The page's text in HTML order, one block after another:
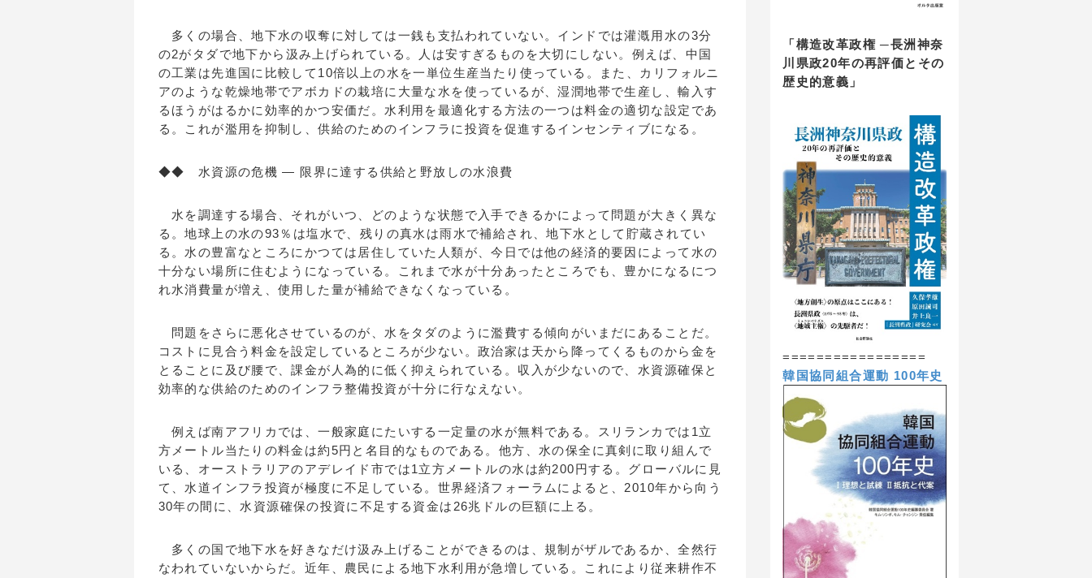
多くの場合、地下水の収奪に対しては一銭も支払われていない。インドでは灌漑用水の3分
の2がタダで地下から汲み上げられている。人は安すぎるものを大切にしない。例えば、中国
の工業は先進国に比較して10倍以上の水を一単位生産当たり使っている。また、カリフォルニ
アのような乾燥地帯でアボカドの栽培に大量な水を使っているが、湿潤地帯で生産し、輸入す
るほうがはるかに効率的かつ安価だ。水利用を最適化する方法の一つは料金の適切な設定であ
る。これが濫用を抑制し、供給のためのインフラに投資を促進するインセンティブになる。
◆◆ 水資源の危機 ― 限界に達する供給と野放しの水浪費
水を調達する場合、それがいつ、どのような状態で入手できるかによって問題が大きく異な
る。地球上の水の93％は塩水で、残りの真水は雨水で補給され、地下水として貯蔵されてい
る。水の豊富なところにかつては居住していた人類が、今日では他の経済的要因によって水の
十分ない場所に住むようになっている。これまで水が十分あったところでも、豊かになるにつ
れ水消費量が増え、使用した量が補給できなくなっている。
問題をさらに悪化させているのが、水をタダのように濫費する傾向がいまだにあることだ。
コストに見合う料金を設定しているところが少ない。政治家は天から降ってくるものから金を
とることに及び腰で、課金が人為的に低く抑えられている。収入が少ないので、水資源確保と
効率的な供給のためのインフラ整備投資が十分に行なえない。
例えば南アフリカでは、一般家庭にたいする一定量の水が無料である。スリランカでは1立
方メートル当たりの料金は約5円と名目的なものである。他方、水の保全に真剣に取り組んで
いる、オーストラリアのアデレイド市では1立方メートルの水は約200円する。グローバルに見
て、水道インフラ投資が極度に不足している。世界経済フォーラムによると、2010年から向う
30年の間に、水資源確保の投資に不足する資金は26兆ドルの巨額に上る。
多くの国で地下水を好きなだけ汲み上げることができるのは、規制がザルであるか、全然行
なわれていないからだ。近年、農民による地下水利用が急増している。これにより従来耕作不
「構造改革政権 ─長洲神奈
川県政20年の再評価とその
歴史的意義」
=================
韓国協同組合運動 100年史